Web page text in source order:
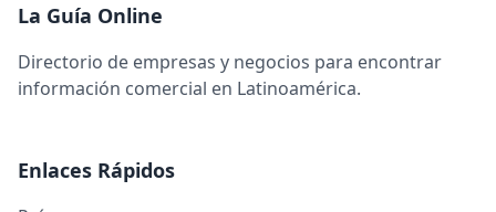
La Guía Online
Directorio de empresas y negocios para encontrar
información comercial en Latinoamérica.
Enlaces Rápidos